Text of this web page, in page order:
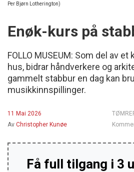
Per Bjørn Lotherington)
Enøk-kurs på
FOLLO MUSEUM: Som del av
hus, bidrar håndverkere og
gammelt stabbur en dag kan
musikkinnspillinger.
11 Mai 2026
Av Christopher Kunøe
Få full tilgang i 3